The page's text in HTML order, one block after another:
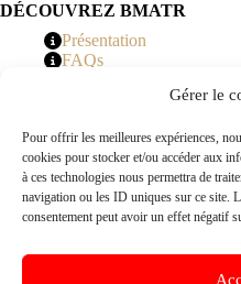
Gérer le
Pour offrir les meilleures expériences,
cookies pour stocker et/ou accéder aux
à ces technologies nous permettra de
navigation ou les ID uniques sur ce site.
consentement peut avoir un effet négatif
DÉCOUVREZ BMATR
Présentation
FAQs
© 2026 BMATR® — Tous droits